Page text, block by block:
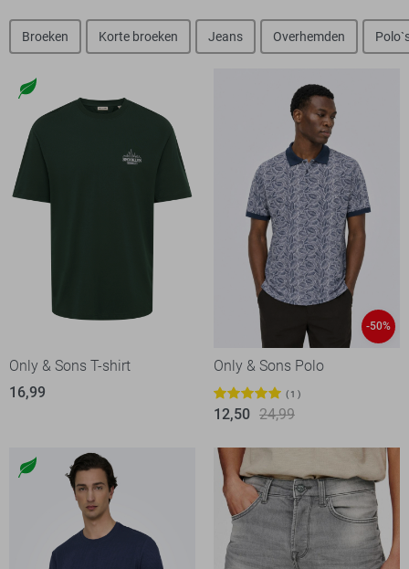
Broeken Korte broeken Jeans Overhemden
Only & Sons T-shirt
16,99
-50%
Only & Sons Polo
1
12,50 24,99